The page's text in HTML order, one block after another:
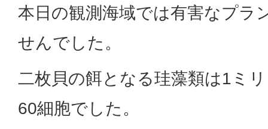
本日の観測海域では有害なプラ
せんでした。
二枚貝の餌となる珪藻類は1ミ
60細胞でした。